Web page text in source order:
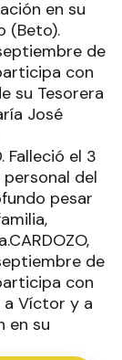
en su
(Beto).
septiembre de
con
su Tesorera
José
Falleció el 3
del
pesar
de
con
Víctor y a
en su